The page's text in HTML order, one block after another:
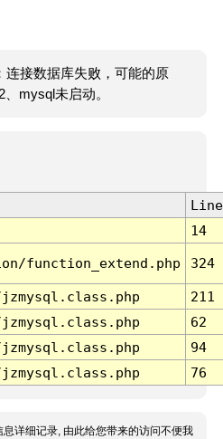
连接数据库失败，可能的原
mysql未启动。
Line
14
function_extend.php 324
211
62
94
76
息详细记录, 由此给您带来的访问不便我